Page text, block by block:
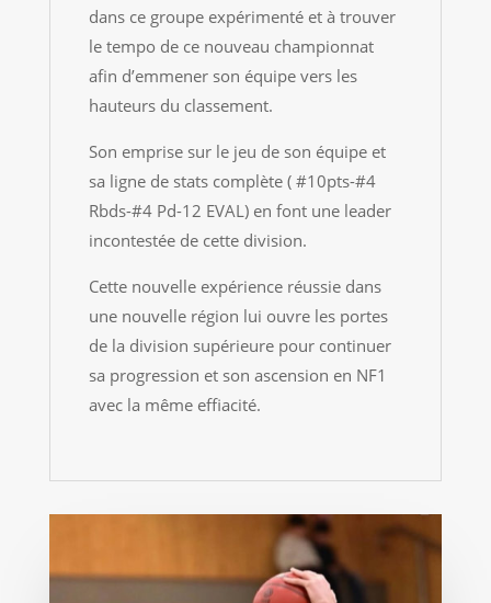
dans ce groupe expérimenté et à trouver
le tempo de ce nouveau championnat
afin d’emmener son équipe vers les
hauteurs du classement.
Son emprise sur le jeu de son équipe et
sa ligne de stats complète ( #10pts-#4
Rbds-#4 Pd-12 EVAL) en font une leader
incontestée de cette division.
Cette nouvelle expérience réussie dans
une nouvelle région lui ouvre les portes
de la division supérieure pour continuer
sa progression et son ascension en NF1
avec la même effiacité.